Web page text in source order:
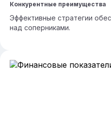
Конкурентные преимущества
Эффективные стратегии
над соперниками.